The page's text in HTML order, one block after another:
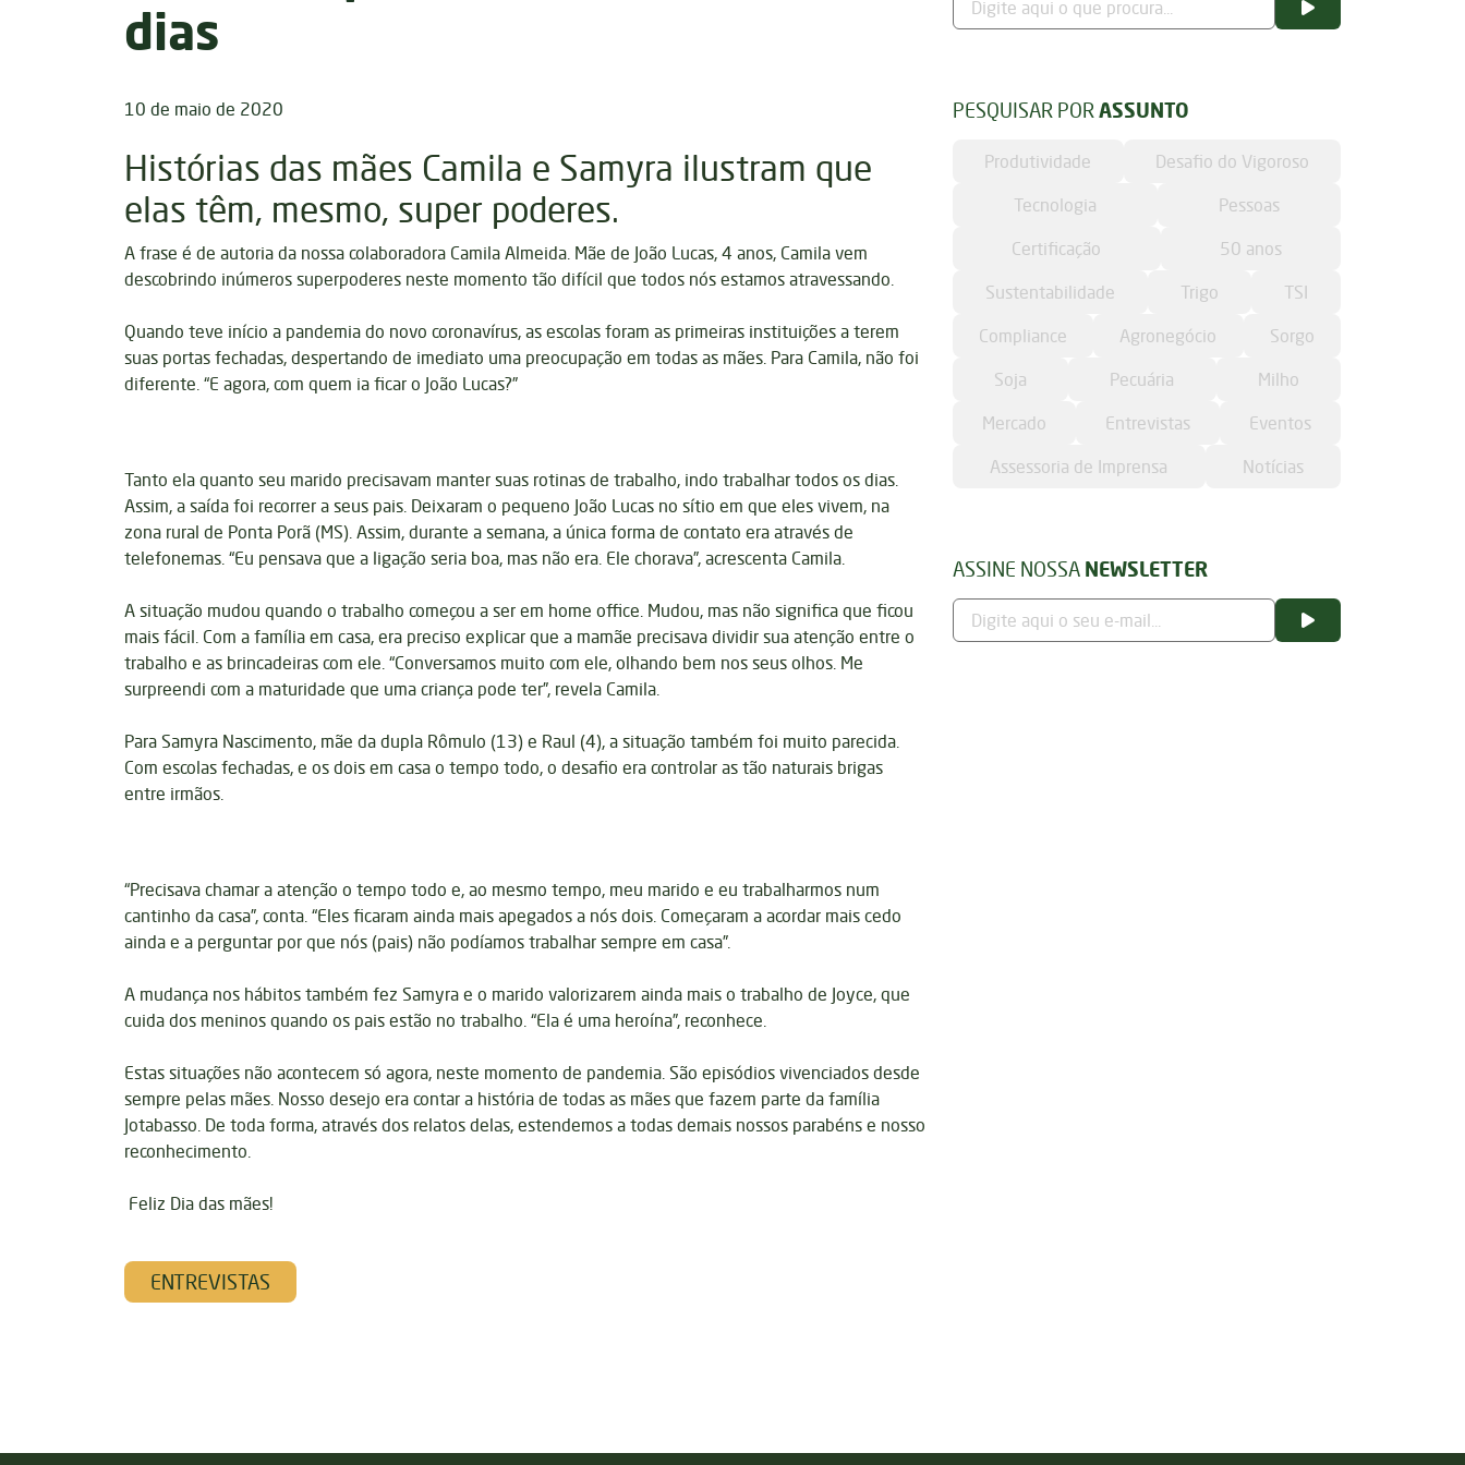
dias
10 de maio de 2020
Histórias das mães Camila e Samyra ilustram que
elas têm, mesmo, super poderes.
A frase é de autoria da nossa colaboradora Camila Almeida. Mãe de João Lucas, 4 anos, Camila vem
descobrindo inúmeros superpoderes neste momento tão difícil que todos nós estamos atravessando.
Quando teve início a pandemia do novo coronavírus, as escolas foram as primeiras instituições a terem
suas portas fechadas, despertando de imediato uma preocupação em todas as mães. Para Camila, não foi
diferente. “E agora, com quem ia ficar o João Lucas?”
Tanto ela quanto seu marido precisavam manter suas rotinas de trabalho, indo trabalhar todos os dias.
Assim, a saída foi recorrer a seus pais. Deixaram o pequeno João Lucas no sítio em que eles vivem, na
zona rural de Ponta Porã (MS). Assim, durante a semana, a única forma de contato era através de
telefonemas. “Eu pensava que a ligação seria boa, mas não era. Ele chorava”, acrescenta Camila.
A situação mudou quando o trabalho começou a ser em home office. Mudou, mas não significa que ficou
mais fácil. Com a família em casa, era preciso explicar que a mamãe precisava dividir sua atenção entre o
trabalho e as brincadeiras com ele. “Conversamos muito com ele, olhando bem nos seus olhos. Me
surpreendi com a maturidade que uma criança pode ter”, revela Camila.
Para Samyra Nascimento, mãe da dupla Rômulo (13) e Raul (4), a situação também foi muito parecida.
Com escolas fechadas, e os dois em casa o tempo todo, o desafio era controlar as tão naturais brigas
entre irmãos.
“Precisava chamar a atenção o tempo todo e, ao mesmo tempo, meu marido e eu trabalharmos num
cantinho da casa”, conta. “Eles ficaram ainda mais apegados a nós dois. Começaram a acordar mais cedo
ainda e a perguntar por que nós (pais) não podíamos trabalhar sempre em casa”.
A mudança nos hábitos também fez Samyra e o marido valorizarem ainda mais o trabalho de Joyce, que
cuida dos meninos quando os pais estão no trabalho. “Ela é uma heroína”, reconhece.
Estas situações não acontecem só agora, neste momento de pandemia. São episódios vivenciados desde
sempre pelas mães. Nosso desejo era contar a história de todas as mães que fazem parte da família
Jotabasso. De toda forma, através dos relatos delas, estendemos a todas demais nossos parabéns e nosso
reconhecimento.
Feliz Dia das mães!
ENTREVISTAS
PESQUISAR POR ASSUNTO
Produtividade
Desafio do Vigoroso
Tecnologia
Pessoas
Certificação
50 anos
Sustentabilidade
Trigo
TSI
Compliance
Agronegócio
Sorgo
Soja
Pecuária
Milho
Mercado
Entrevistas
Eventos
Assessoria de Imprensa
Notícias
ASSINE NOSSA NEWSLETTER